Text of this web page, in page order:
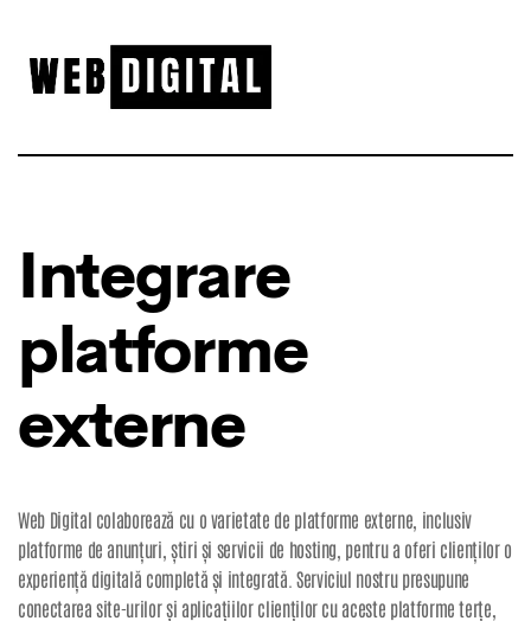
Integrare
platforme
externe
Web Digital colaborează cu o varietate de platforme externe, inclusiv
platforme de anunțuri, știri și servicii de hosting, pentru a oferi clienților o
experiență digitală completă și integrată. Serviciul nostru presupune
conectarea site-urilor și aplicațiilor clienților cu aceste platforme terțe,